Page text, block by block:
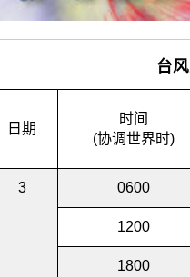
台
日期
时间
(协调世界时)
3 0600
1200
1800